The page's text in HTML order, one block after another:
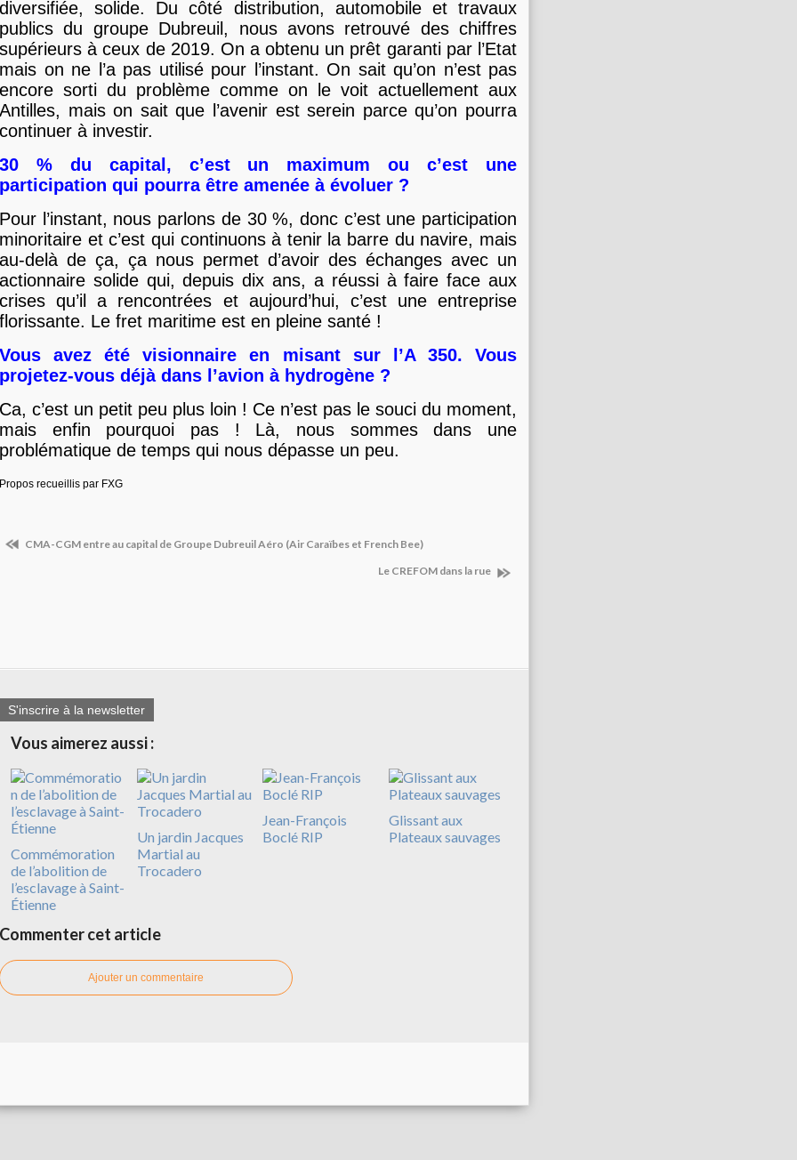
diversifiée, solide. Du côté distribution, automobile et travaux
publics du groupe Dubreuil, nous avons retrouvé des chiffres
supérieurs à ceux de 2019. On a obtenu un prêt garanti par l’Etat
mais on ne l’a pas utilisé pour l’instant. On sait qu’on n’est pas
encore sorti du problème comme on le voit actuellement aux
Antilles, mais on sait que l’avenir est serein parce qu’on pourra
continuer à investir.
30 % du capital, c’est un maximum ou c’est une
participation qui pourra être amenée à évoluer ?
Pour l’instant, nous parlons de 30 %, donc c’est une participation
minoritaire et c’est qui continuons à tenir la barre du navire, mais
au-delà de ça, ça nous permet d’avoir des échanges avec un
actionnaire solide qui, depuis dix ans, a réussi à faire face aux
crises qu’il a rencontrées et aujourd’hui, c’est une entreprise
florissante. Le fret maritime est en pleine santé !
Vous avez été visionnaire en misant sur l’A 350. Vous
projetez-vous déjà dans l’avion à hydrogène ?
Ca, c’est un petit peu plus loin ! Ce n’est pas le souci du moment,
mais enfin pourquoi pas ! Là, nous sommes dans une
problématique de temps qui nous dépasse un peu.
Propos recueillis par FXG
CMA-CGM entre au capital de Groupe Dubreuil Aéro (Air Caraïbes et French Bee)
Le CREFOM dans la rue
S'inscrire à la newsletter
Vous aimerez aussi :
Commémoration
de l’abolition de
l’esclavage à Saint-
Étienne
Un jardin Jacques
Martial au
Trocadero
Jean-François
Boclé RIP
Glissant aux
Plateaux sauvages
Commenter cet article
Ajouter un commentaire